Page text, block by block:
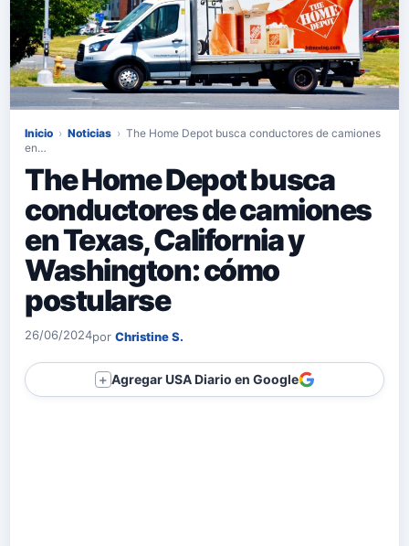
Inicio › Noticias › The Home Depot busca conductores de camiones
en…
The Home Depot busca
conductores de camiones
en Texas, California y
Washington: cómo
postularse
26/06/2024por Christine S.
＋ Agregar USA Diario en Google